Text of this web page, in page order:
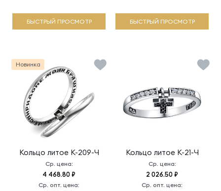
БЫСТРЫЙ ПРОСМОТР БЫСТРЫЙ ПРОСМОТР
Кольцо литое К-209-Ч
Ср. цена:
4 468.80 ₽
Ср. опт. цена:
Новинка
Кольцо литое К-21-Ч
Ср. цена:
2 026.50 ₽
Ср. опт. цена: